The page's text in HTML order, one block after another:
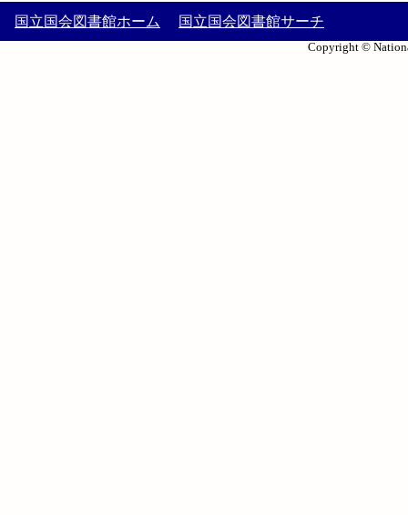
国立国会図書館ホーム 国立国会図書館サーチ
Copyright ©